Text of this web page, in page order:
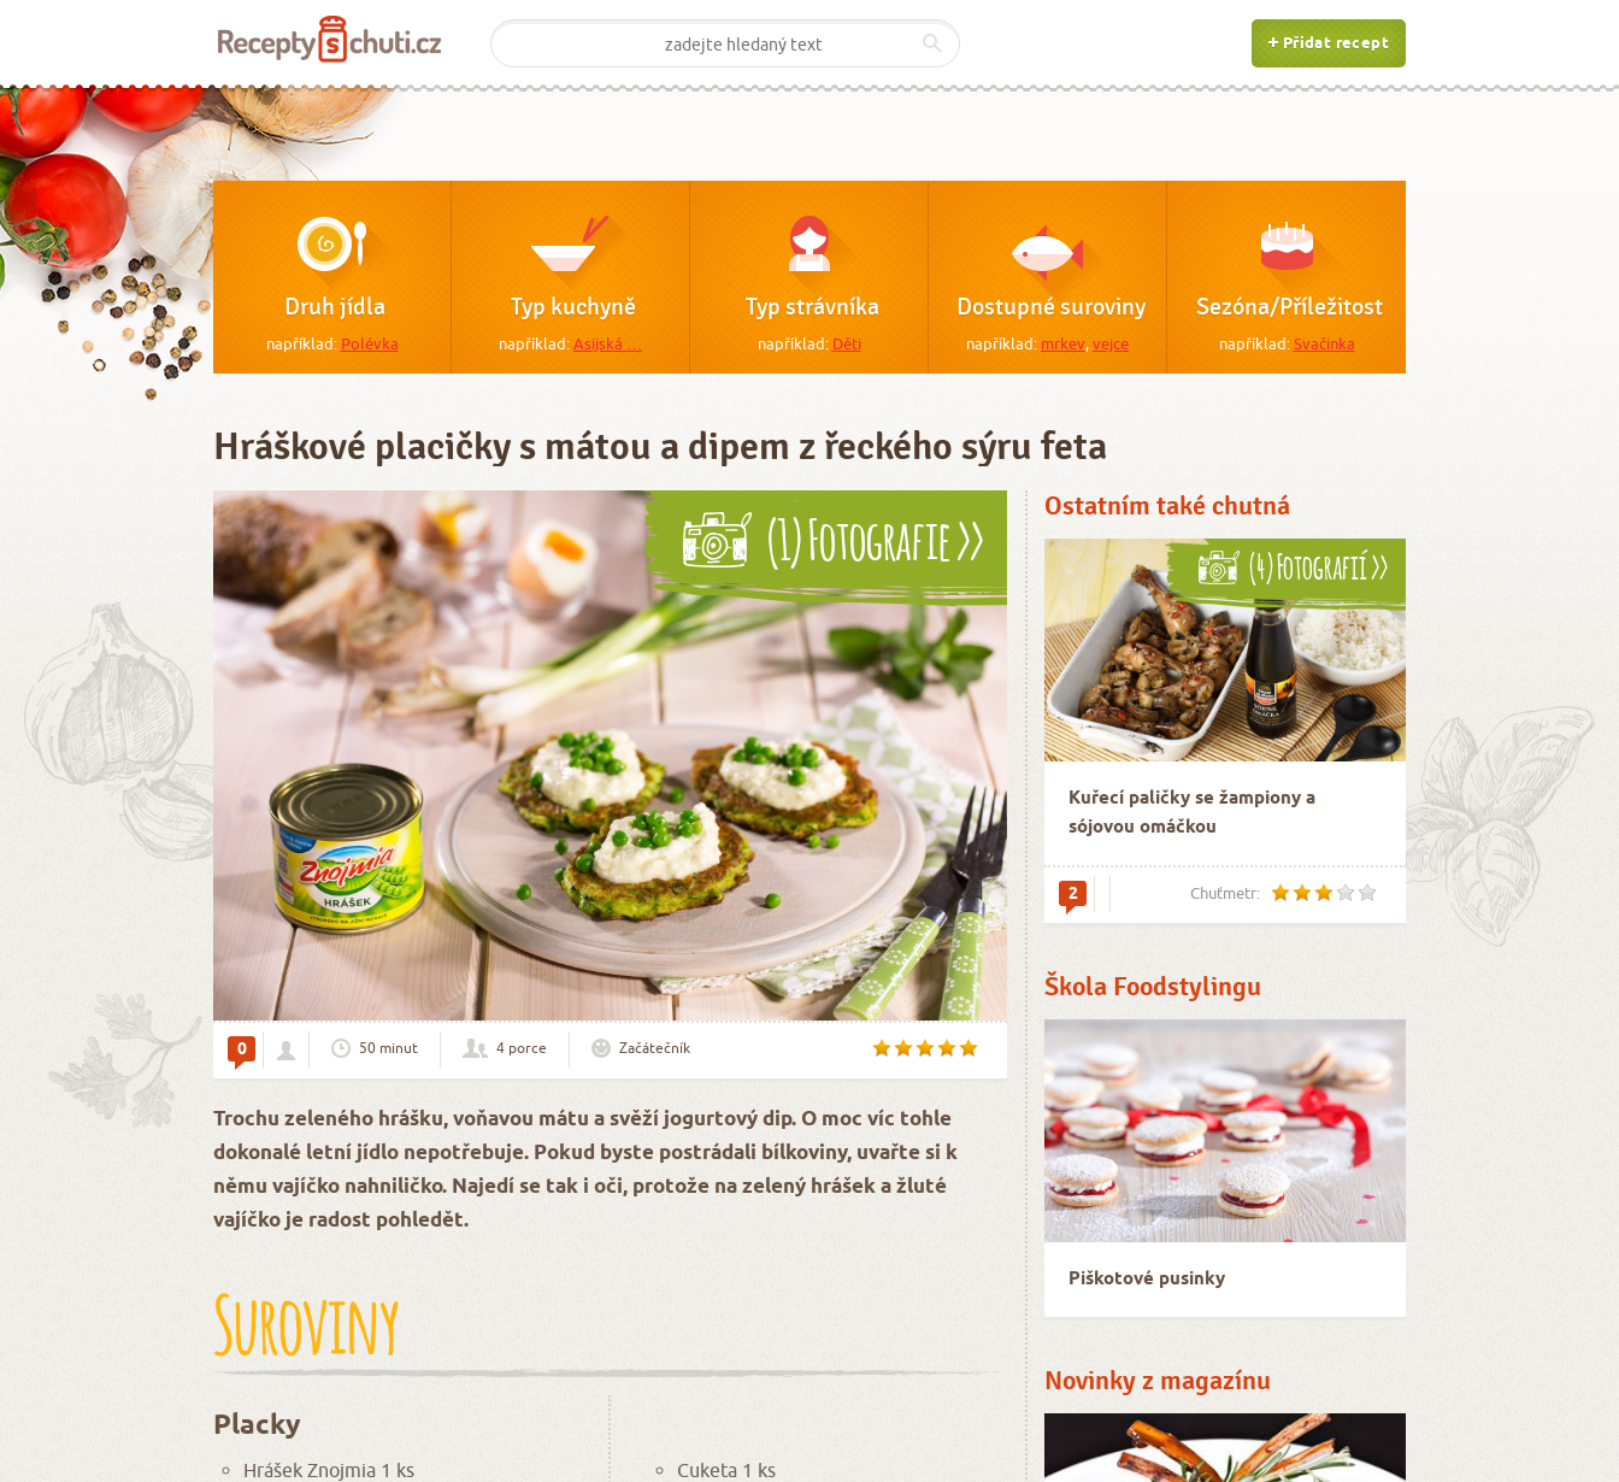
Přidat recept
Druh jídla
například: Polévka
Typ kuchyně
například:Asijská …
Typ strávníka
například: Děti
Dostupné suroviny
například: mrkev,vejce
Sezóna/Příležitost
například:Svačinka
Hráškové placičky s mátou a dipem z řeckého sýru feta
Ostatním také chutná
(4) Fotografií >>
Kuřecí paličky se žampiony a
sójovou omáčkou
2 Chuťmetr:
Škola Foodstylingu
Piškotové pusinky
Novinky z magazínu
(1) Fotografie >>
0 50 minut 4 porce Začátečník
Trochu zeleného hrášku, voňavou mátu a svěží jogurtový dip. O moc víc tohle
dokonalé letní jídlo nepotřebuje. Pokud byste postrádali bílkoviny, uvařte si k
němu vajíčko nahniličko. Najedí se tak i oči, protože na zelený hrášek a žluté
vajíčko je radost pohledět.
Suroviny
Placky
Hrášek Znojmia 1 ks
Cuketa 1 ks